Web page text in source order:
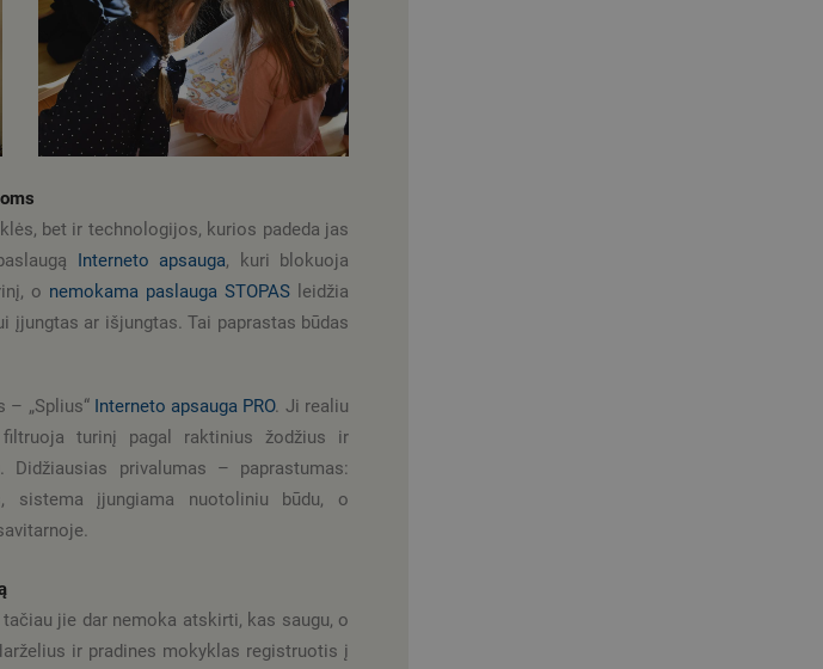
bet ir technologijos, kurios padeda jas
Interneto apsauga, kuri blokuoja
o nemokama paslauga STOPAS leidžia
įjungtas ar išjungtas. Tai paprastas būdas
„Splius“ Interneto apsauga PRO. Ji realiu
turinį pagal raktinius žodžius ir
privalumas – paprastumas:
sistema įjungiama nuotoliniu būdu, o
jie dar nemoka atskirti, kas saugu, o
ir pradines mokyklas registruotis į